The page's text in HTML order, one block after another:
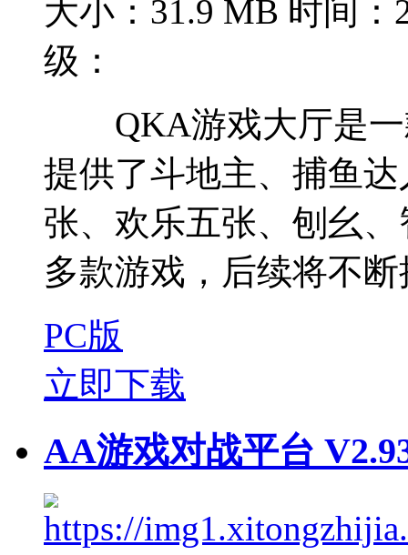
大小：31.9 MB 时间：
级：
QKA游戏大厅是一
提供了斗地主、捕鱼
张、欢乐五张、刨幺
多款游戏，后续将不
PC版
立即下载
AA游戏对战平台